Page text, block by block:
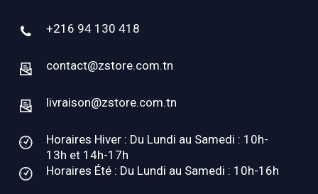
+216 94 130 418
contact@zstore.com.tn
livraison@zstore.com.tn
Horaires Hiver : Du Lundi au Samedi : 10h-
13h et 14h-17h
Horaires Été : Du Lundi au Samedi : 10h-16h